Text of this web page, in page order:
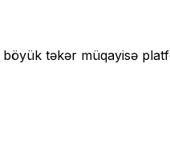
təkər müqayisə